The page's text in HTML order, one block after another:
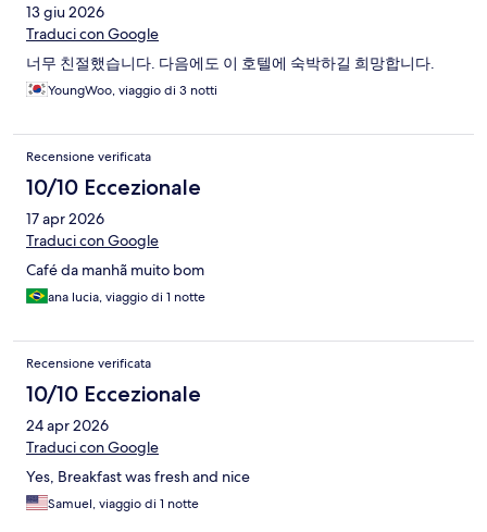
13 giu 2026
Traduci con Google
너무 친절했습니다. 다음에도 이 호텔에 숙박하길 희망합니다.
YoungWoo, viaggio di 3 notti
Recensione verificata
10/10 Eccezionale
17 apr 2026
Traduci con Google
Café da manhã muito bom
ana lucia, viaggio di 1 notte
Recensione verificata
10/10 Eccezionale
24 apr 2026
Traduci con Google
Yes, Breakfast was fresh and nice
Samuel, viaggio di 1 notte